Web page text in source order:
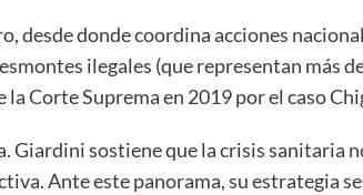
desde donde coordina acciones
ilegales (que representan más
Corte Suprema en 2019 por el caso
sostiene que la crisis sanitaria
Ante este panorama, su estrategia